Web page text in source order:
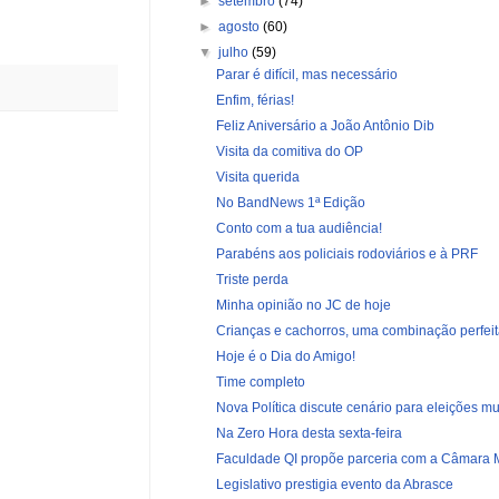
►agosto(60)
▼julho(59)
Parar é difícil, mas necessário
Enfim, férias!
Feliz Aniversário a João Antônio Dib
Visita da comitiva do OP
Visita querida
No BandNews 1ª Edição
Conto com a tua audiência!
Parabéns aos policiais rodoviários e à PRF
Triste perda
Minha opinião no JC de hoje
Crianças e cachorros, uma combinação
Hoje é o Dia do Amigo!
Time completo
Nova Política discute cenário para eleições
Na Zero Hora desta sexta-feira
Faculdade QI propõe parceria com a Câmara
Legislativo prestigia evento da Abrasce